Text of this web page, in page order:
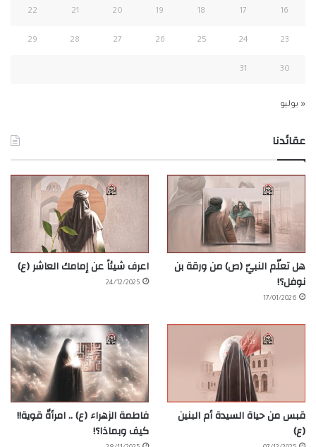
16
17
18
19
20
21
22
23
24
25
26
27
28
29
30
31
« يوليو
عقائدنا
هل تعلّم النبيّ (ص) من ورقة بن
نوفل؟!
17/01/2026
اعرف شيئاً عن إمامك العاشر (ع)
24/12/2025
قبس من حياة السيدة أم البنين
(ع)
فاطمة الزهراء (ع) .. امرأةٌ قوية!!
كيف وبماذا؟!